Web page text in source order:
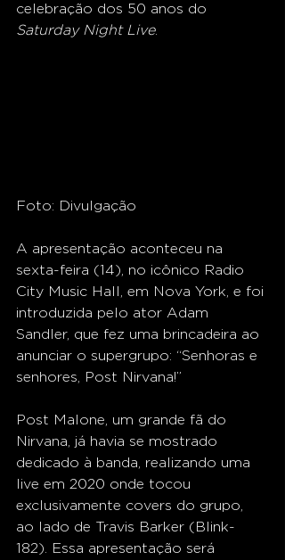
celebração dos 50 anos do
Saturday Night Live.
Foto: Divulgação
A apresentação aconteceu na
sexta-feira (14), no icônico Radio
City Music Hall, em Nova York, e foi
introduzida pelo ator Adam
Sandler, que fez uma brincadeira ao
anunciar o supergrupo: “Senhoras e
senhores, Post Nirvana!”
Post Malone, um grande fã do
Nirvana, já havia se mostrado
dedicado à banda, realizando uma
live em 2020 onde tocou
exclusivamente covers do grupo,
ao lado de Travis Barker (Blink-
182). Essa apresentação será